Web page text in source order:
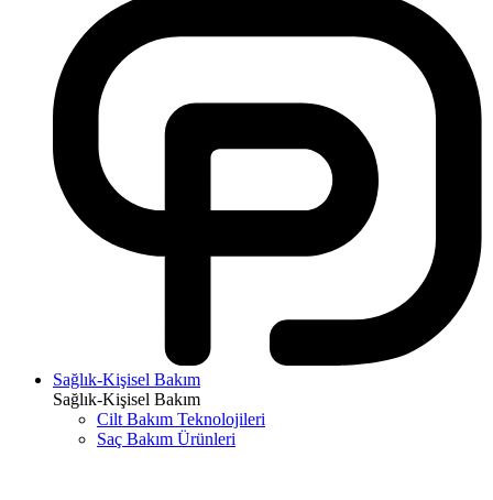
Sağlık-Kişisel Bakım
Sağlık-Kişisel Bakım
Cilt Bakım Teknolojileri
Saç Bakım Ürünleri